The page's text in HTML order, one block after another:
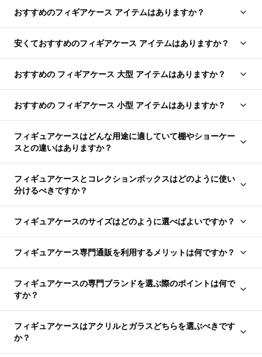
おすすめのフィギアケース アイテムはありますか？
安くておすすめのフィギアケース アイテムはありますか？
おすすめの フィギアケース 大型 アイテムはありますか？
おすすめの フィギアケース 小型 アイテムはありますか？
フィギュアケースはどんな用途に適していて棚やショーケー
スとの違いはありますか？
フィギュアケースとコレクションボックスはどのように使い
分けるべきですか？
フィギュアケースのサイズはどのように選べばよいですか？
フィギュアケース専門通販を利用するメリットは何ですか？
フィギュアケースの専門ブランドを選ぶ際のポイントは何で
すか？
フィギュアケースはアクリルとガラスどちらを選ぶべきです
か？